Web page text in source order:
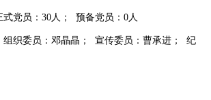
式党员： 30人； 预备党员： 0人
组织委员：邓晶晶； 宣传委员：曹承进；
纪